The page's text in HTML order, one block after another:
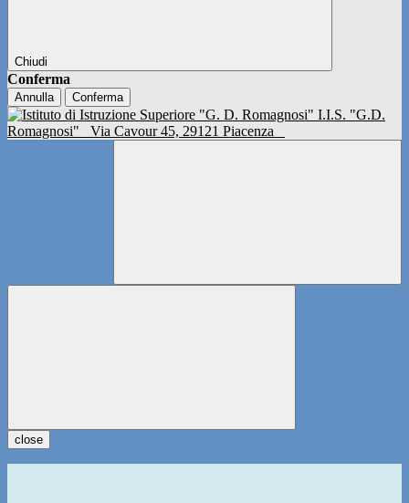
Chiudi
Conferma
Annulla Conferma
I.I.S. "G.D.
Romagnosi"
Via Cavour 45, 29121 Piacenza
close